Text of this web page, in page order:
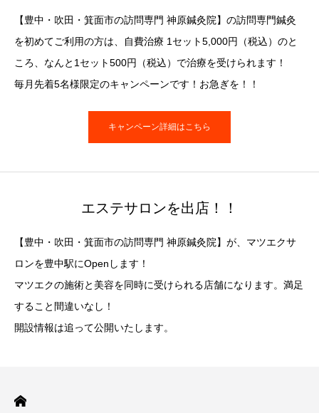
【豊中・吹田・箕面市の訪問専門 神原鍼灸院】の訪問専門鍼灸
を初めてご利用の方は、自費治療 1セット5,000円（税込）のと
ころ、なんと1セット500円（税込）で治療を受けられます！
毎月先着5名様限定のキャンペーンです！お急ぎを！！
キャンペーン詳細はこちら
エステサロンを出店！！
【豊中・吹田・箕面市の訪問専門 神原鍼灸院】が、マツエクサ
ロンを豊中駅にOpenします！
マツエクの施術と美容を同時に受けられる店舗になります。満足
すること間違いなし！
開設情報は追って公開いたします。